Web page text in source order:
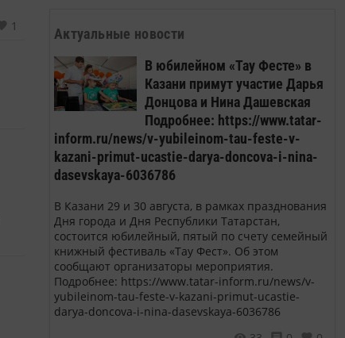
1
Актуальные новости
В юбилейном «Тау Фесте» в
Казани примут участие Дарья
Донцова и Нина Дашевская
Подробнее: https://www.tatar-
inform.ru/news/v-yubileinom-tau-feste-v-
kazani-primut-ucastie-darya-doncova-i-nina-
dasevskaya-6036786
В Казани 29 и 30 августа, в рамках празднования
Дня города и Дня Республики Татарстан,
состоится юбилейный, пятый по счету семейный
книжный фестиваль «Тау Фест». Об этом
сообщают организаторы мероприятия.
Подробнее: https://www.tatar-inform.ru/news/v-
yubileinom-tau-feste-v-kazani-primut-ucastie-
darya-doncova-i-nina-dasevskaya-6036786